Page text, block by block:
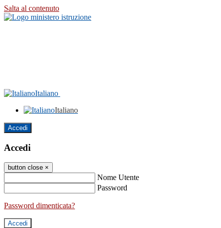
Salta al contenuto
Italiano
Italiano
Accedi
Accedi
button close ×
Nome Utente
Password
Password dimenticata?